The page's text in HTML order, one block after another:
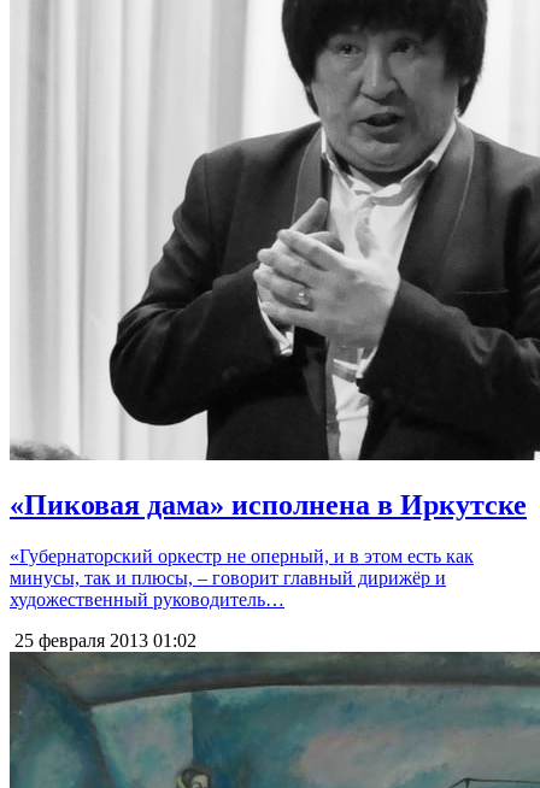
«Пиковая дама» исполнена в Иркутске
«Губернаторский оркестр не оперный, и в этом есть как
минусы, так и плюсы, – говорит главный дирижёр и
художественный руководитель…
25 февраля 2013 01:02